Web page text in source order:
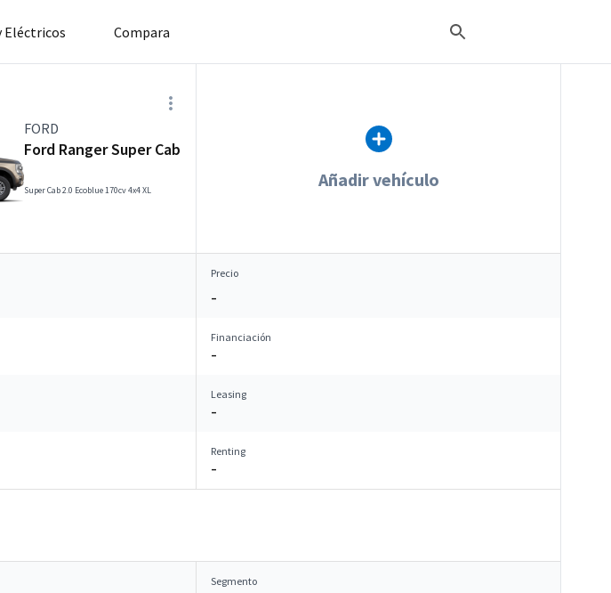
Eléctricos Compara
FORD
Ford Ranger Super Cab
Super Cab 2.0 Ecoblue 170cv 4x4 XL Añadir vehículo
Precio
–
Financiación
–
Leasing
–
Renting
–
Segmento